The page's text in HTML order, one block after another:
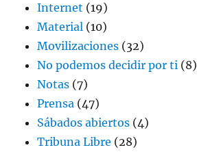
Internet (19)
Material (10)
Movilizaciones (32)
No podemos decidir por ti (8)
Notas (7)
Prensa (47)
Sábados abiertos (4)
Tribuna Libre (28)